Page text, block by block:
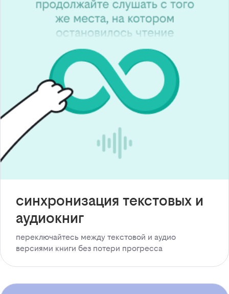
синхронизация текстовых и
аудиокниг
переключайтесь между текстовой и аудио
версиями книги без потери прогресса